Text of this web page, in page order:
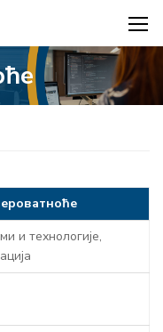
и технологије,